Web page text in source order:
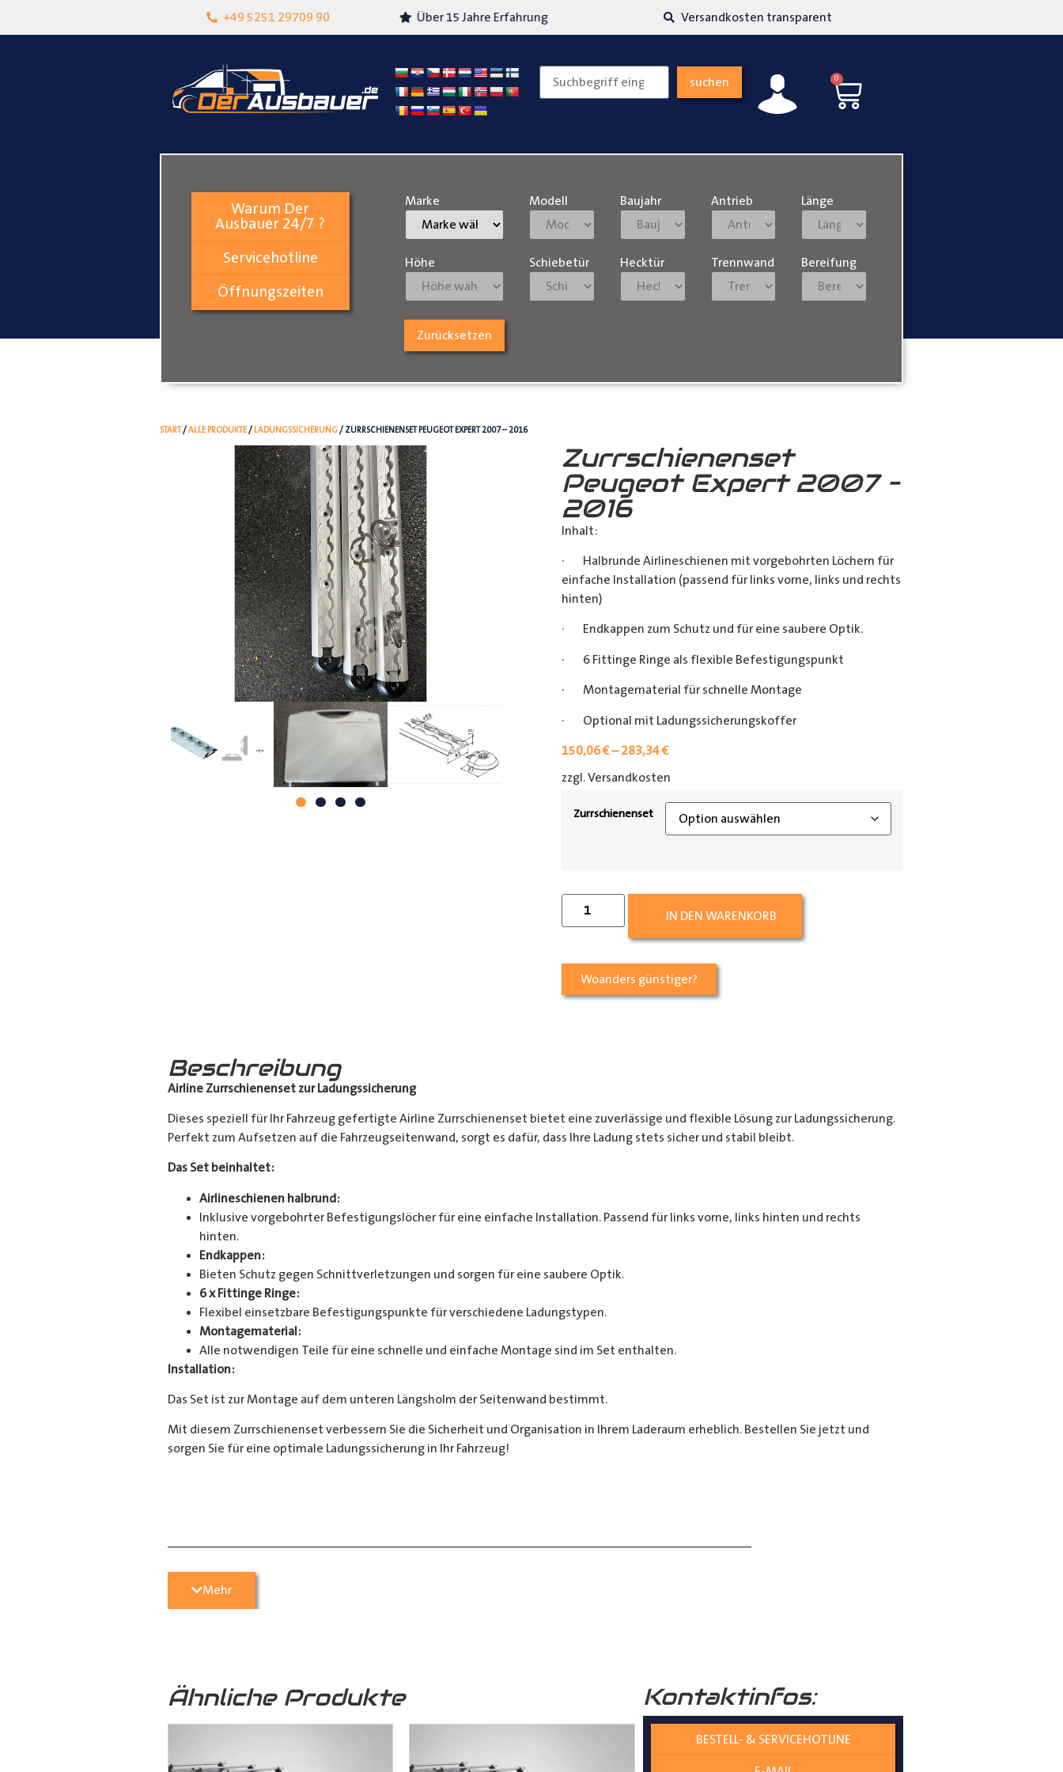
+49 5251 29709 90
Lokalgeschäft in Paderborn Über 15 Jahre Erfahrung Versandkosten transparent
suchen 0
Warum Der
Ausbauer 24/7 ?
Servicehotline
Öffnungszeiten
Marke Modell Baujahr Antrieb Länge
Höhe Schiebetür Hecktür Trennwand Bereifung
Zurücksetzen
START/ALLE PRODUKTE/ LADUNGSSICHERUNG/ ZURRSCHIENENSET PEUGEOT EXPERT 2007 – 2016
Zurrschienenset
Peugeot Expert 2007 –
2016
Inhalt:
· Halbrunde Airlineschienen mit vorgebohrten Löchern für
einfache Installation (passend für links vorne, links und rechts
hinten)
· Endkappen zum Schutz und für eine saubere Optik.
· 6 Fittinge Ringe als flexible Befestigungspunkt
· Montagematerial für schnelle Montage
· Optional mit Ladungssicherungskoffer
150,06€–283,34€
zzgl. Versandkosten
Zurrschienenset
IN DEN WARENKORB
Woanders günstiger?
Beschreibung
Airline Zurrschienenset zur Ladungssicherung
Dieses speziell für Ihr Fahrzeug gefertigte Airline Zurrschienenset bietet eine zuverlässige und flexible Lösung zur Ladungssicherung.
Perfekt zum Aufsetzen auf die Fahrzeugseitenwand, sorgt es dafür, dass Ihre Ladung stets sicher und stabil bleibt.
Das Set beinhaltet:
Airlineschienen halbrund:
Inklusive vorgebohrter Befestigungslöcher für eine einfache Installation. Passend für links vorne, links hinten und rechts
hinten.
Endkappen:
Bieten Schutz gegen Schnittverletzungen und sorgen für eine saubere Optik.
6 x Fittinge Ringe:
Flexibel einsetzbare Befestigungspunkte für verschiedene Ladungstypen.
Montagematerial:
Alle notwendigen Teile für eine schnelle und einfache Montage sind im Set enthalten.
Installation:
Das Set ist zur Montage auf dem unteren Längsholm der Seitenwand bestimmt.
Mit diesem Zurrschienenset verbessern Sie die Sicherheit und Organisation in Ihrem Laderaum erheblich. Bestellen Sie jetzt und
sorgen Sie für eine optimale Ladungssicherung in Ihr Fahrzeug!
Bei Fragen stehen wir Ihnen gerne zur Verfügung.
Hilfreiche Montageanleitungen und Tipps finden Sie auch auf unseremYouTube Kanal einfach und verständlich erklärt.
Mehr
Ähnliche Produkte Kontaktinfos:
BESTELL- & SERVICEHOTLINE